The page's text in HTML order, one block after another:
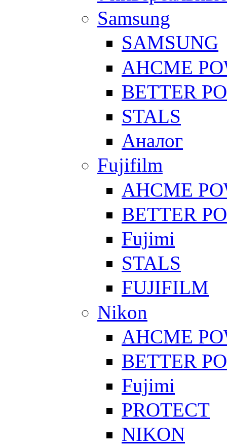
Samsung
SAMSUNG
AHCME
BETTER
STALS
Аналог
Fujifilm
AHCME
BETTER
Fujimi
STALS
FUJIFILM
Nikon
AHCME
BETTER
Fujimi
PROTECT
NIKON